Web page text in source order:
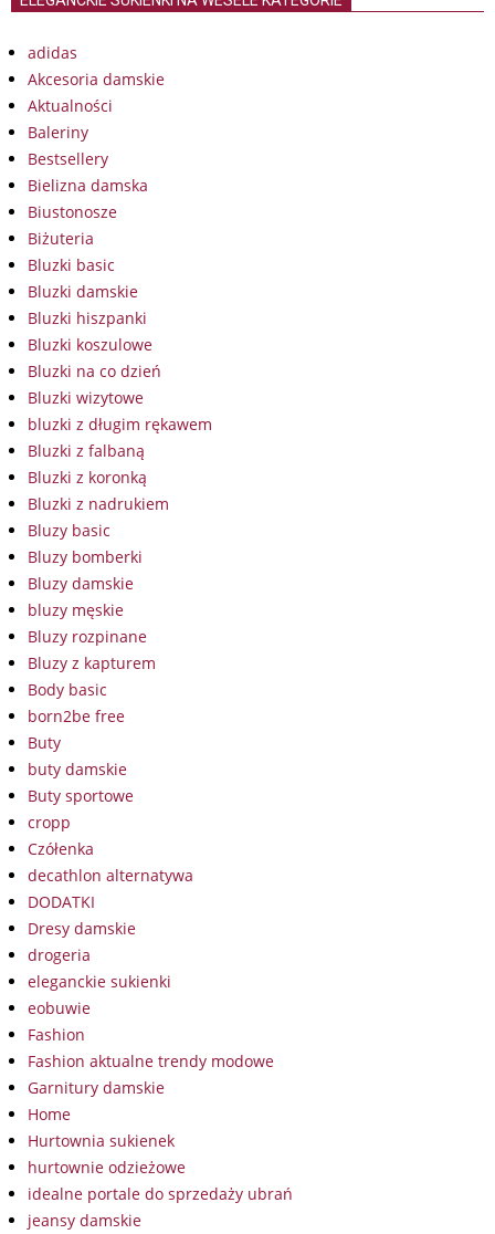
adidas
Akcesoria damskie
Aktualności
Baleriny
Bestsellery
Bielizna damska
Biustonosze
Biżuteria
Bluzki basic
Bluzki damskie
Bluzki hiszpanki
Bluzki koszulowe
Bluzki na co dzień
Bluzki wizytowe
bluzki z długim rękawem
Bluzki z falbaną
Bluzki z koronką
Bluzki z nadrukiem
Bluzy basic
Bluzy bomberki
Bluzy damskie
bluzy męskie
Bluzy rozpinane
Bluzy z kapturem
Body basic
born2be free
Buty
buty damskie
Buty sportowe
cropp
Czółenka
decathlon alternatywa
DODATKI
Dresy damskie
drogeria
eleganckie sukienki
eobuwie
Fashion
Fashion aktualne trendy modowe
Garnitury damskie
Home
Hurtownia sukienek
hurtownie odzieżowe
idealne portale do sprzedaży ubrań
jeansy damskie